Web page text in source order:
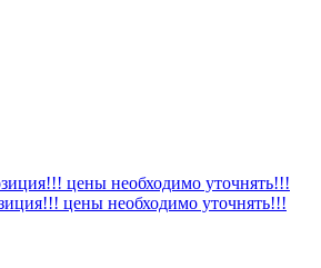
цены необходимо уточнять!!!
цены необходимо уточнять!!!